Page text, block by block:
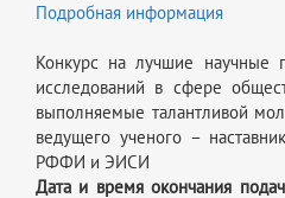
Подробная информация
Конкурс на лучшие научные
исследований в сфере
выполняемые талантливой
ведущего ученого –
РФФИ и ЭИСИ
Дата и время окончания